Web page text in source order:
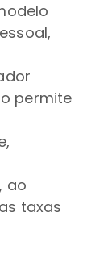
permite
ao
taxas